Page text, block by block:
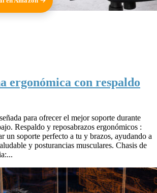
ergonómica con respaldo
para ofrecer el mejor soporte durante
Respaldo y reposabrazos ergonómicos :
un soporte perfecto a tu y brazos, ayudando a
y posturancias musculares. Chasis de